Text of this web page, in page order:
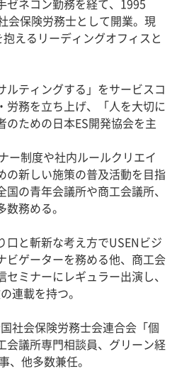
ゼネコン勤務を経て、1995
会保険労務士として開業。現
えるリーディングオフィスと
ルティングする」をサービスコ
労務を立ち上げ、「人を大切に
のための日本ES開発協会を主
ー制度や社内ルールクリエイ
の新しい施策の普及活動を目指
の青年会議所や商工会議所、
務める。
口と斬新な考え方でUSENビジ
ビゲーターを務める他、商工会
ミナーにレギュラー出演し、
連載を持つ。
社会保険労務士会連合会「個
会議所専門相談員、グリーン経
、他多数兼任。